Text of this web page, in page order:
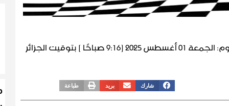
الجمعة 01 أغسطس 2025 [9:16 صباحًا ] بتوقيت الجزائر
شارك بريد طباعة